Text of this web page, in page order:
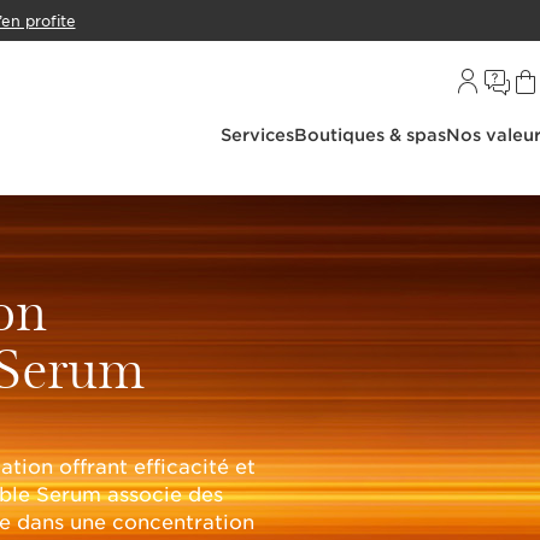
profite
ServicesBoutiques & spasNos
offrant efficacité et
Serum associe des
dans une concentration